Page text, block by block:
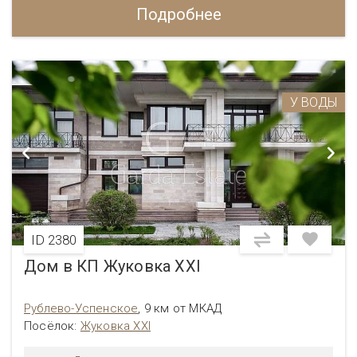
Подробнее
У ВОДЫ
ID 2380
Дом в КП Жуковка XXI
Рублево-Успенское, 9 км от МКАД
Посёлок: Жуковка XXI